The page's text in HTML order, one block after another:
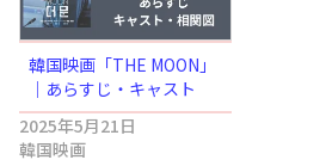
韓国映画「THE MOON」
｜あらすじ・キャスト
2025年5月21日
韓国映画